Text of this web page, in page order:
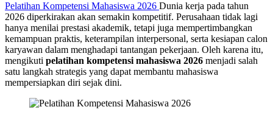
Pelatihan Kompetensi Mahasiswa 2026 Dunia kerja pada tahun
2026 diperkirakan akan semakin kompetitif. Perusahaan tidak lagi
hanya menilai prestasi akademik, tetapi juga mempertimbangkan
kemampuan praktis, keterampilan interpersonal, serta kesiapan calon
karyawan dalam menghadapi tantangan pekerjaan. Oleh karena itu,
mengikuti pelatihan kompetensi mahasiswa 2026 menjadi salah
satu langkah strategis yang dapat membantu mahasiswa
mempersiapkan diri sejak dini.